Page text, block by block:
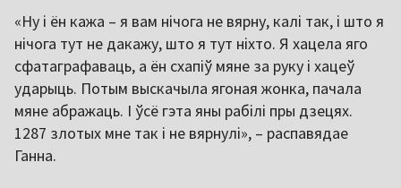
«Ну і ён кажа – я вам нічога не вярну, калі так, і што я
нічога тут не дакажу, што я тут ніхто. Я хацела яго
сфатаграфаваць, а ён схапіў мяне за руку і хацеў
ударыць. Потым выскачыла ягоная жонка, пачала
мяне абражаць. І ўсё гэта яны рабілі пры дзецях.
1287 злотых мне так і не вярнулі», – распавядае
Ганна.